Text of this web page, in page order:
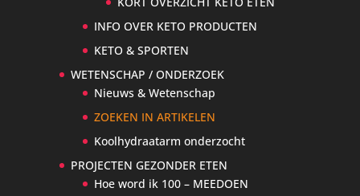
INFO OVER KETO PRODUCTEN
KETO & SPORTEN
WETENSCHAP / ONDERZOEK
Nieuws & Wetenschap
ZOEKEN IN ARTIKELEN
Koolhydraatarm onderzocht
PROJECTEN GEZONDER ETEN
Hoe word ik 100 – MEEDOEN